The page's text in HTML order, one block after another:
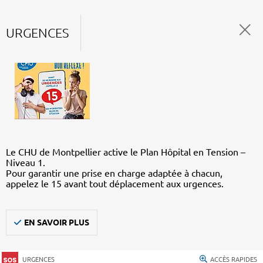
URGENCES
Le CHU de Montpellier active le Plan Hôpital en Tension –
Niveau 1.
Pour garantir une prise en charge adaptée à chacun,
appelez le 15 avant tout déplacement aux urgences.
EN SAVOIR PLUS
URGENCES ACCÈS RAPIDES